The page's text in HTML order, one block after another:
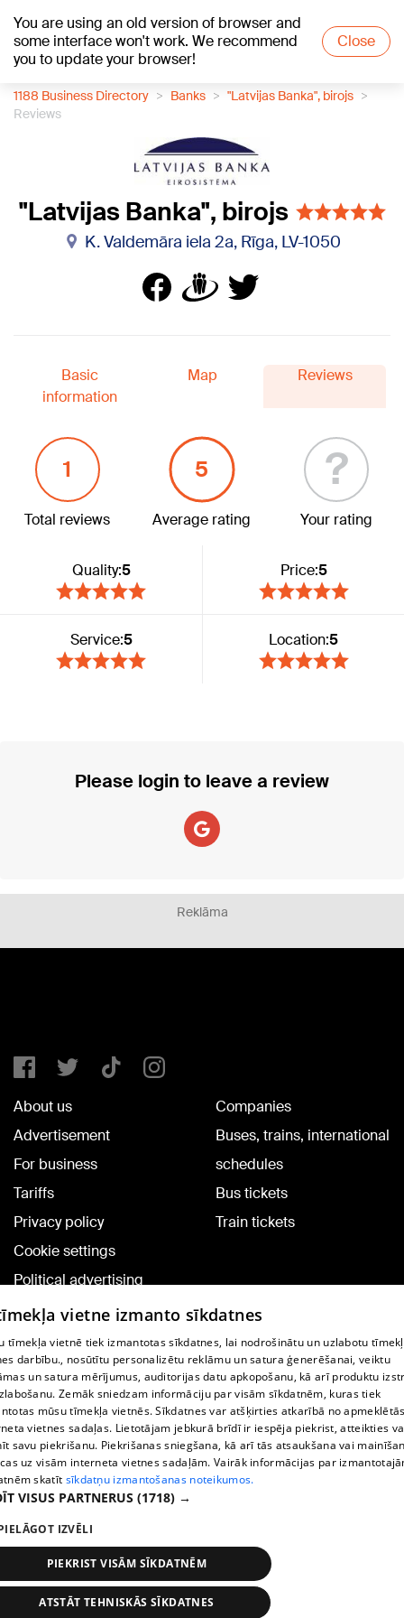
You are using an old version of browser and
some interface won't work. We recommend
you to update your browser!
Close
+21°C
1188 Business Directory Banks
"Latvijas Banka", birojs
Reviews
"Latvijas Banka", birojs
K. Valdemāra iela 2a, Rīga, LV-1050
Basic
information
Map Reviews
1
Total reviews
5
Average rating
?
Your rating
Quality:5 Price:5
Service:5 Location:5
Please login to leave a review
Reklāma
About us
Advertisement
For business
Tariffs
Privacy policy
Cookie settings
Political advertising
Cookie policy
Commenting terms
Companies
Buses, trains, international
schedules
Bus tickets
Train tickets
TV program
Contract rules
360 Ziņu kontakti
Helio Media
Vortal assistance service: e-mail -
All rights reserved.
vietne izmanto sīkdatnes
tīmekļa vietnē tiek izmantotas sīkdatnes, lai nodrošinātu un uzlabotu
darbību., nosūtītu personalizētu reklāmu un satura ģenerēšanai, veiktu
un satura mērījumus, auditorijas datu apkopošanu, kā arī produktu
Zemāk sniedzam informāciju par visām sīkdatnēm, kuras tiek
mūsu tīmekļa vietnēs. Sīkdatnes var atšķirties atkarībā no
vietnes sadaļas. Lietotājam jebkurā brīdī ir iespēja piekrist, atteikties
savu piekrišanu. Piekrišanas sniegšana, kā arī tās atsaukšana vai
uz visām interneta vietnes sadaļām. Vairāk informācijas par
skatīt sīkdatņu izmantošanas noteikumos.
VISUS PARTNERUS (1718) →
IZVĒLI
PIEKRIST VISĀM SĪKDATNĒM
ATSTĀT TEHNISKĀS SĪKDATNES